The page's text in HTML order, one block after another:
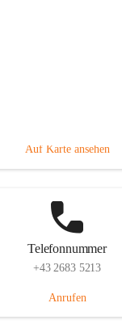
Auf Karte ansehen
Telefonnummer
+43 2683 5213
Anrufen